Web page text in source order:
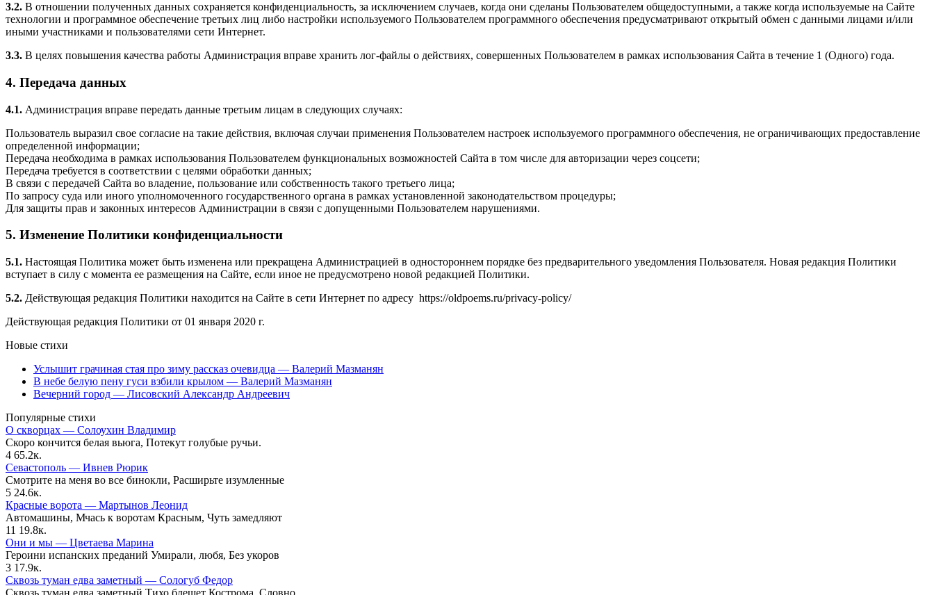
3.2. В отношении полученных данных сохраняется конфиденциальность, за исключением случаев, когда они сделаны Пользователем общедоступными, а также когда используемые на Сайте
технологии и программное обеспечение третьих лиц либо настройки используемого Пользователем программного обеспечения предусматривают открытый обмен с данными лицами и/или
иными участниками и пользователями сети Интернет.
3.3. В целях повышения качества работы Администрация вправе хранить лог-файлы о действиях, совершенных Пользователем в рамках использования Сайта в течение 1 (Одного) года.
4. Передача данных
4.1. Администрация вправе передать данные третьим лицам в следующих случаях:
Пользователь выразил свое согласие на такие действия, включая случаи применения Пользователем настроек используемого программного обеспечения, не ограничивающих предоставление
определенной информации;
Передача необходима в рамках использования Пользователем функциональных возможностей Сайта в том числе для авторизации через соцсети;
Передача требуется в соответствии с целями обработки данных;
В связи с передачей Сайта во владение, пользование или собственность такого третьего лица;
По запросу суда или иного уполномоченного государственного органа в рамках установленной законодательством процедуры;
Для защиты прав и законных интересов Администрации в связи с допущенными Пользователем нарушениями.
5. Изменение Политики конфиденциальности
5.1. Настоящая Политика может быть изменена или прекращена Администрацией в одностороннем порядке без предварительного уведомления Пользователя. Новая редакция Политики
вступает в силу с момента ее размещения на Сайте, если иное не предусмотрено новой редакцией Политики.
5.2. Действующая редакция Политики находится на Сайте в сети Интернет по адресу https://oldpoems.ru/privacy-policy/‎
Действующая редакция Политики от 01 января 2020 г.
Новые стихи
Услышит грачиная стая про зиму рассказ очевидца — Валерий Мазманян
В небе белую пену гуси взбили крылом — Валерий Мазманян
Вечерний город — Лисовский Александр Андреевич
Популярные стихи
О скворцах — Солоухин Владимир
Скоро кончится белая вьюга, Потекут голубые ручьи.
4 65.2к.
Севастополь — Ивнев Рюрик
Смотрите на меня во все бинокли, Расширьте изумленные
5 24.6к.
Красные ворота — Мартынов Леонид
Автомашины, Мчась к воротам Красным, Чуть замедляют
11 19.8к.
Они и мы — Цветаева Марина
Героини испанских преданий Умирали, любя, Без укоров
3 17.9к.
Сквозь туман едва заметный — Сологуб Федор
Сквозь туман едва заметный Тихо блещет Кострома, Словно